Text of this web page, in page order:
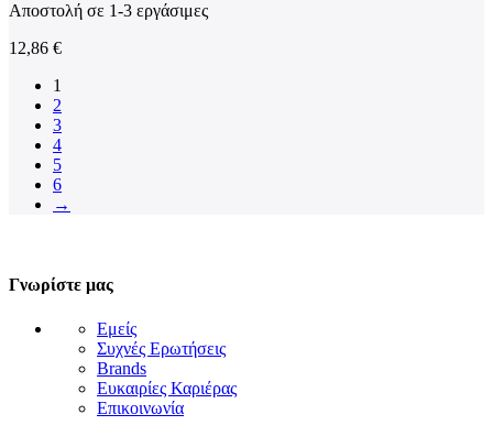
Αποστολή σε 1-3 εργάσιμες
12,86 €
1
2
3
4
5
6
→
Γνωρίστε μας
Εμείς
Συχνές Ερωτήσεις
Brands
Ευκαιρίες Καριέρας
Επικοινωνία